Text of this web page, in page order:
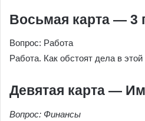
Восьмая карта — 3
Вопрос: Работа
Работа. Как обстоят дела в
Девятая карта —
Вопрос: Финансы